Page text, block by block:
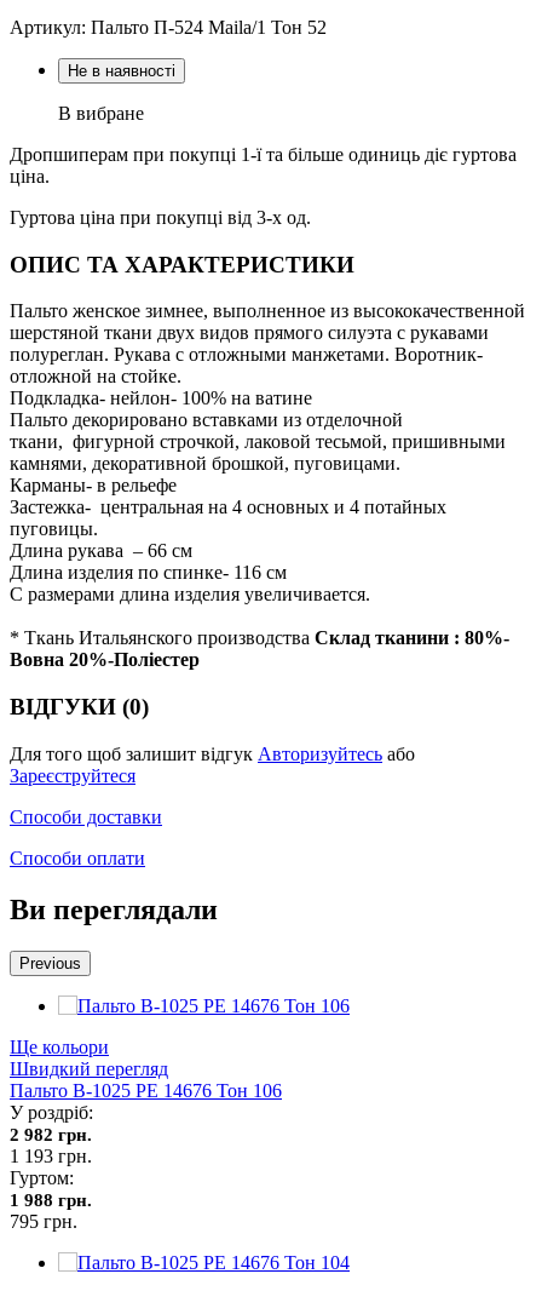
Артикул: Пальто П-524 Maila/1 Тон 52
Не в наявності
В вибране
Дропшиперам при покупці 1-ї та більше одиниць діє гуртова
ціна.
Гуртова ціна при покупці від 3-х од.
ОПИС ТА ХАРАКТЕРИСТИКИ
Пальто женское зимнее, выполненное из высококачественной
шерстяной ткани двух видов прямого силуэта с рукавами
полуреглан. Рукава с отложными манжетами. Воротник-
отложной на стойке.
Подкладка- нейлон- 100% на ватине
Пальто декорировано вставками из отделочной
ткани, фигурной строчкой, лаковой тесьмой, пришивными
камнями, декоративной брошкой, пуговицами.
Карманы- в рельефе
Застежка- центральная на 4 основных и 4 потайных
пуговицы.
Длина рукава – 66 см
Длина изделия по спинке- 116 см
С размерами длина изделия увеличивается.
* Ткань Итальянского производства Склад тканини : 80%-
Вовна 20%-Поліестер
ВІДГУКИ (0)
Для того щоб залишит відгук Авторизуйтесь або
Зареєструйтеся
Способи доставки
Способи оплати
Ви переглядали
Previous
Ще кольори
Швидкий перегляд
Пальто В-1025 PE 14676 Тон 106
У роздріб:
2 982 грн.
1 193 грн.
Гуртом:
1 988 грн.
795 грн.